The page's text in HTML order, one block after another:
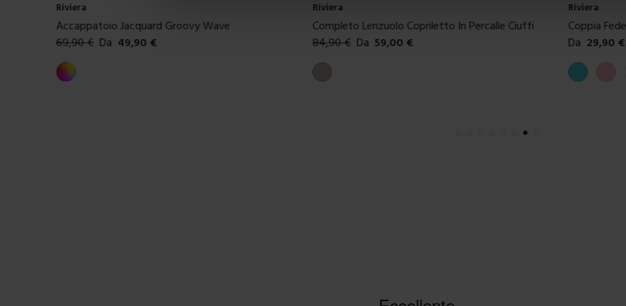
Riviera
Completo Lenzuolo Copriletto In Percalle Ciuffi
84,90€ Da 59,00 €
Colori disponibili
Tortora
Riviera
Coppia Federe Rinfrescante BeCool®
Da 29,90€
Colori disponibili
Azzurro
Riviera
Lenzuolo
Da 29,90 €
Colori
Bianco